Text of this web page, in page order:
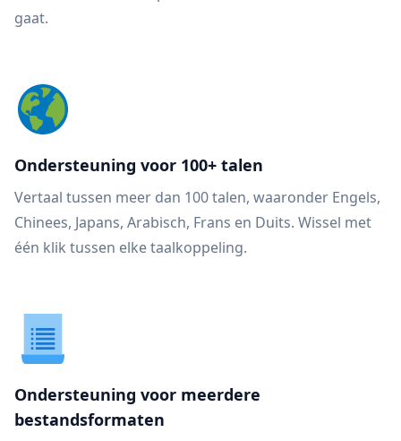
gaat.
Ondersteuning voor 100+ talen
Vertaal tussen meer dan 100 talen, waaronder Engels,
Chinees, Japans, Arabisch, Frans en Duits. Wissel met
één klik tussen elke taalkoppeling.
Ondersteuning voor meerdere
bestandsformaten